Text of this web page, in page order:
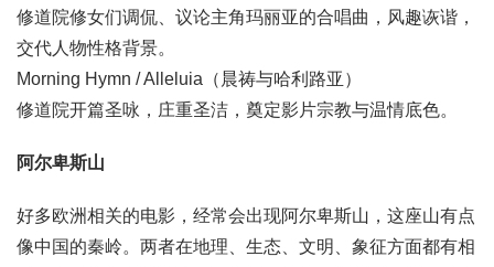
修道院修女们调侃、议论主角玛丽亚的合唱曲，风趣诙谐，
交代人物性格背景。
Morning Hymn / Alleluia（晨祷与哈利路亚）
修道院开篇圣咏，庄重圣洁，奠定影片宗教与温情底色。
阿尔卑斯山
好多欧洲相关的电影，经常会出现阿尔卑斯山，这座山有点
像中国的秦岭。两者在地理、生态、文明、象征方面都有相